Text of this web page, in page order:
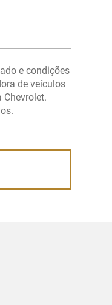
e condições
de veículos